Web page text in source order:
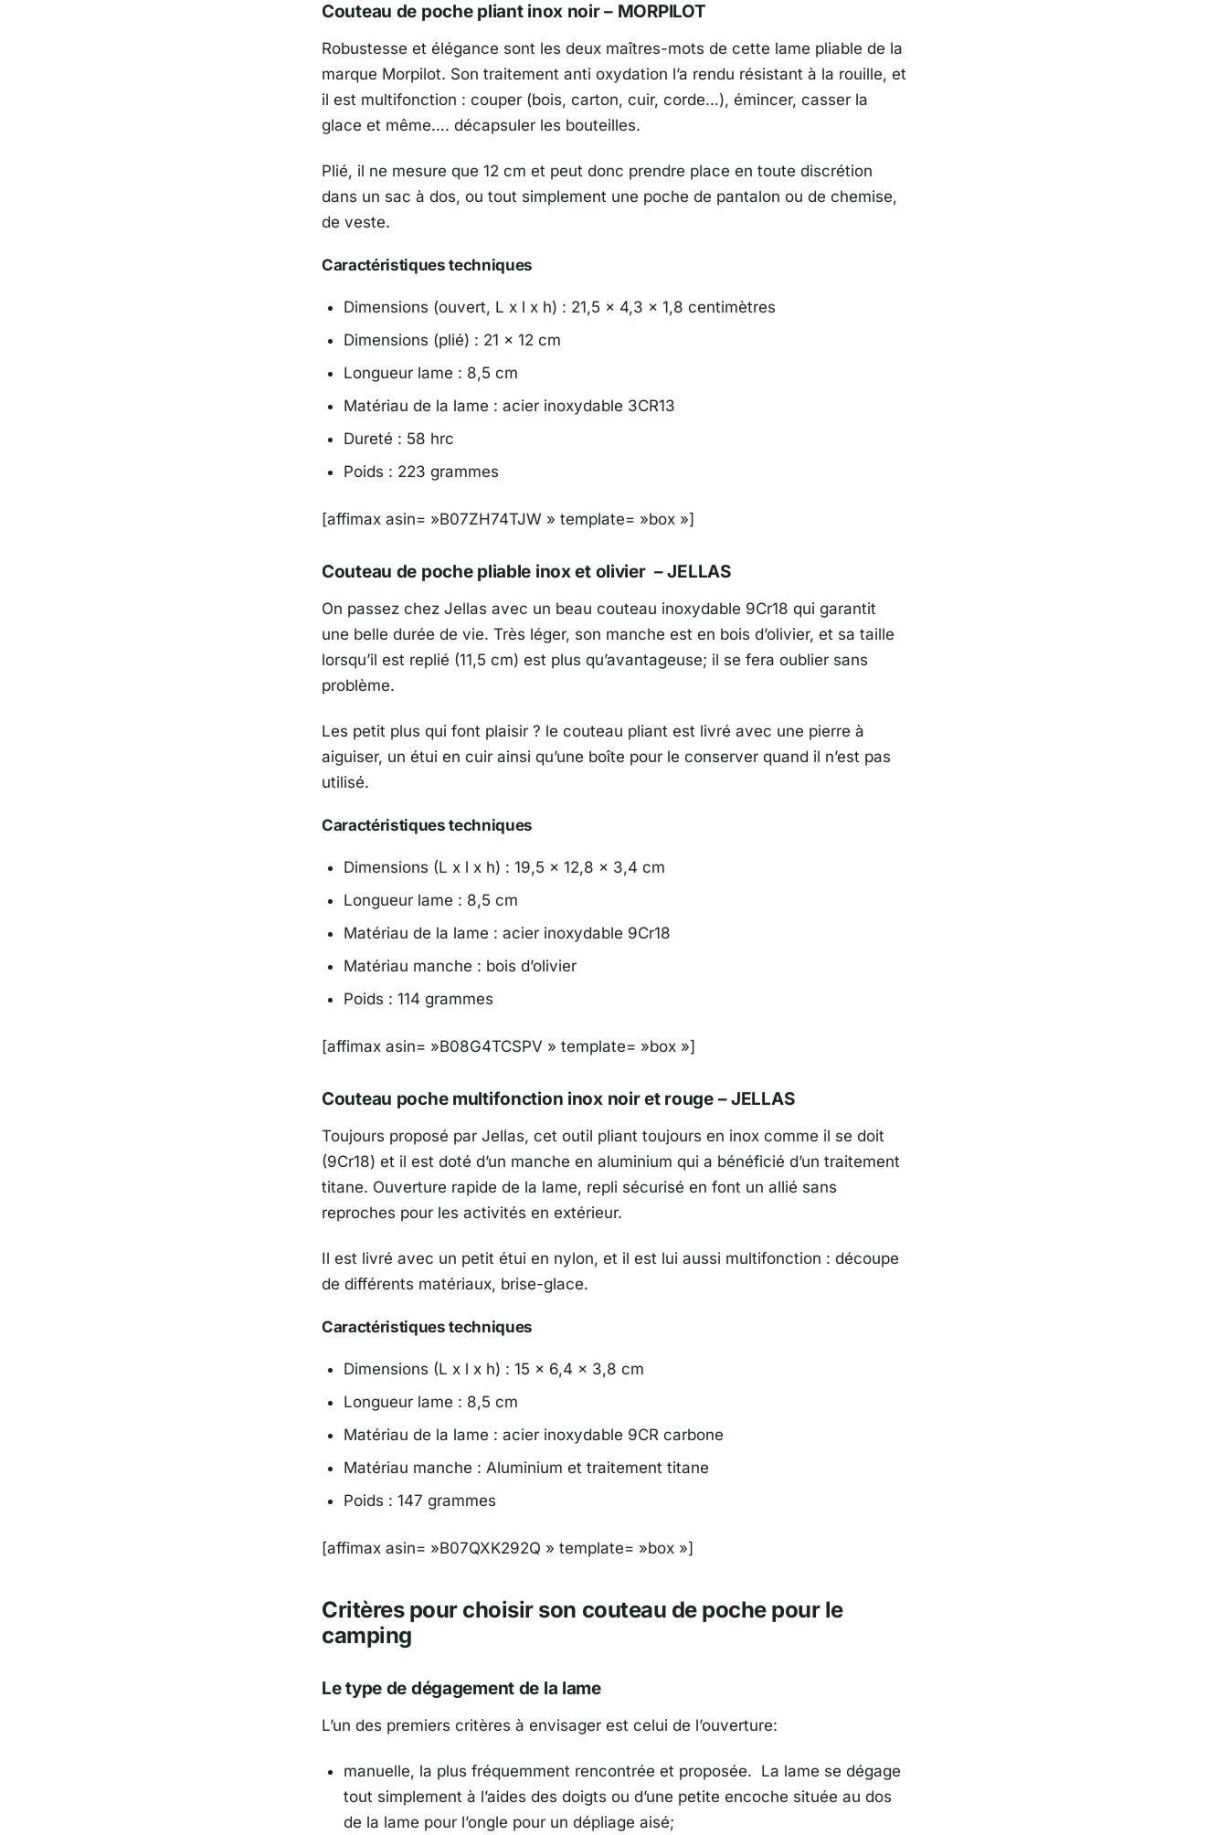
Couteau de poche pliant inox noir – MORPILOT
Robustesse et élégance sont les deux maîtres-mots de cette lame pliable de la
marque Morpilot. Son traitement anti oxydation l’a rendu résistant à la rouille, et
il est multifonction : couper (bois, carton, cuir, corde…), émincer, casser la
glace et même…. décapsuler les bouteilles.
Plié, il ne mesure que 12 cm et peut donc prendre place en toute discrétion
dans un sac à dos, ou tout simplement une poche de pantalon ou de chemise,
de veste.
Caractéristiques techniques
Dimensions (ouvert, L x l x h) : 21,5 x 4,3 x 1,8 centimètres
Dimensions (plié) : 21 x 12 cm
Longueur lame : 8,5 cm
Matériau de la lame : acier inoxydable 3CR13
Dureté : 58 hrc
Poids : 223 grammes
[affimax asin= »B07ZH74TJW » template= »box »]
Couteau de poche pliable inox et olivier – JELLAS
On passez chez Jellas avec un beau couteau inoxydable 9Cr18 qui garantit
une belle durée de vie. Très léger, son manche est en bois d’olivier, et sa taille
lorsqu’il est replié (11,5 cm) est plus qu’avantageuse; il se fera oublier sans
problème.
Les petit plus qui font plaisir ? le couteau pliant est livré avec une pierre à
aiguiser, un étui en cuir ainsi qu’une boîte pour le conserver quand il n’est pas
utilisé.
Caractéristiques techniques
Dimensions (L x l x h) : 19,5 x 12,8 x 3,4 cm
Longueur lame : 8,5 cm
Matériau de la lame : acier inoxydable 9Cr18
Matériau manche : bois d’olivier
Poids : 114 grammes
[affimax asin= »B08G4TCSPV » template= »box »]
Couteau poche multifonction inox noir et rouge – JELLAS
Toujours proposé par Jellas, cet outil pliant toujours en inox comme il se doit
(9Cr18) et il est doté d’un manche en aluminium qui a bénéficié d’un traitement
titane. Ouverture rapide de la lame, repli sécurisé en font un allié sans
reproches pour les activités en extérieur.
Il est livré avec un petit étui en nylon, et il est lui aussi multifonction : découpe
de différents matériaux, brise-glace.
Caractéristiques techniques
Dimensions (L x l x h) : 15 x 6,4 x 3,8 cm
Longueur lame : 8,5 cm
Matériau de la lame : acier inoxydable 9CR carbone
Matériau manche : Aluminium et traitement titane
Poids : 147 grammes
[affimax asin= »B07QXK292Q » template= »box »]
Critères pour choisir son couteau de poche pour le
camping
Le type de dégagement de la lame
L’un des premiers critères à envisager est celui de l’ouverture:
manuelle, la plus fréquemment rencontrée et proposée. La lame se dégage
tout simplement à l’aides des doigts ou d’une petite encoche située au dos
de la lame pour l’ongle pour un dépliage aisé;